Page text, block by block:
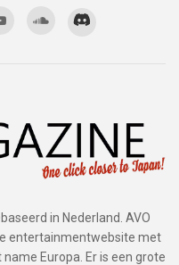
in Nederland. AVO
entertainmentwebsite met
Europa. Er is een grote